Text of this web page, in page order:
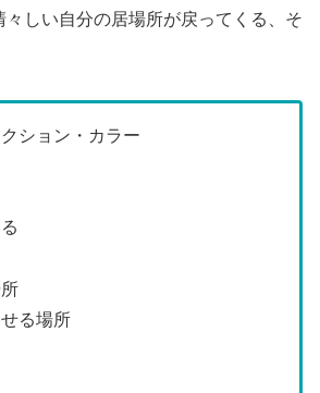
しい自分の居場所が戻ってくる、そ
ション・カラー
る場所